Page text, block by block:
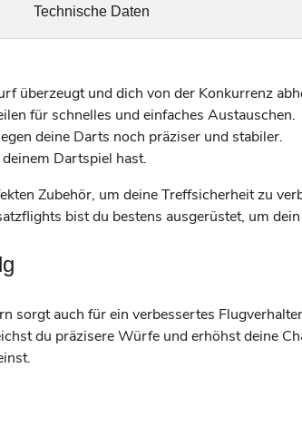
überzeugt und dich von der Konkurrenz
für schnelles und einfaches Austauschen.
deine Darts noch präziser und stabiler.
Dartspiel hast.
Zubehör, um deine Treffsicherheit zu
bist du bestens ausgerüstet, um
sorgt auch für ein verbessertes
du präzisere Würfe und erhöhst deine
Technische Daten